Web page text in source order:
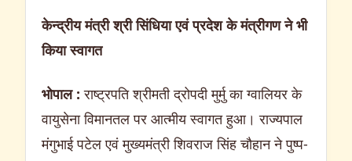
केन्द्रीय मंत्री श्री सिंधिया एवं प्रदेश के मंत्रीगण ने भी
किया स्वागत
भोपाल :राष्ट्रपति श्रीमती द्रोपदी मुर्मु का ग्वालियर के
वायुसेना विमानतल पर आत्मीय स्वागत हुआ। राज्यपाल
मंगुभाई पटेल एवं मुख्यमंत्री शिवराज सिंह चौहान ने पुष्प-